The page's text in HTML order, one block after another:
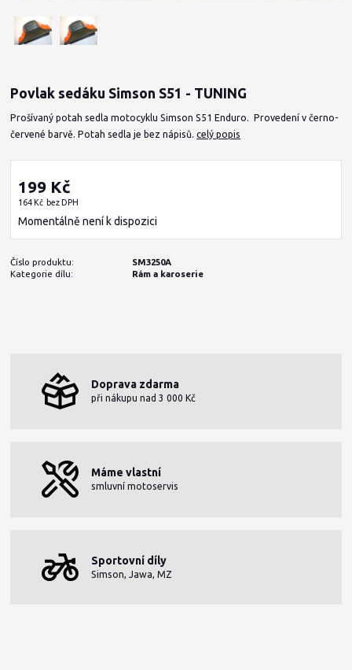
Povlak sedáku Simson S51 - TUNING
Prošívaný potah sedla motocyklu Simson S51 Enduro. Provedení v černo-
červené barvě. Potah sedla je bez nápisů.celý popis
199 Kč
164 Kč bez DPH
Momentálně není k dispozici
Číslo produktu:
SM3250A
Kategorie dílu:
Rám a karoserie
Doprava zdarma
při nákupu nad 3 000 Kč
Máme vlastní
smluvní motoservis
Sportovní díly
Simson, Jawa, MZ